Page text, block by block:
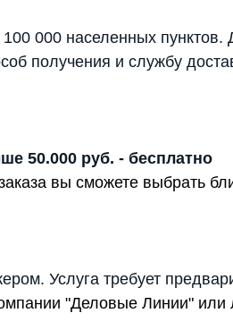
000 населенных
получения и службу
50.000 руб. - бесплатно
вы сможете выбрать
Услуга требует
"Деловые Линии"